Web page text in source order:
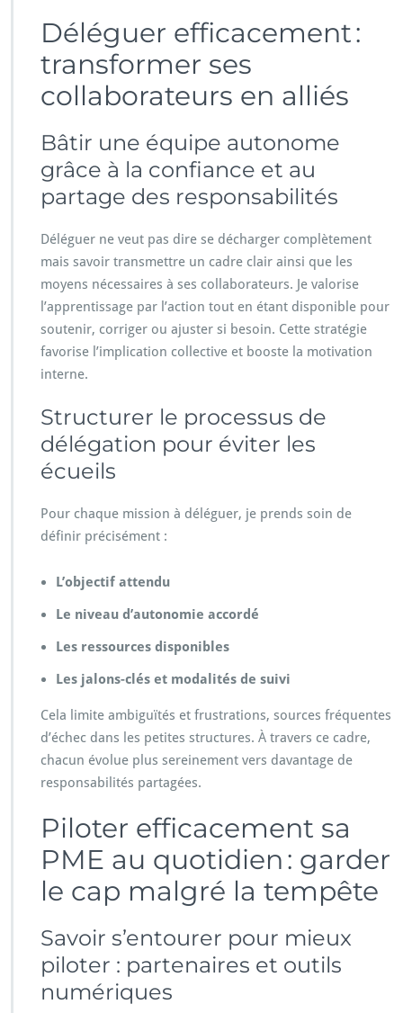
Déléguer efficacement :
transformer ses
collaborateurs en alliés
Bâtir une équipe autonome
grâce à la confiance et au
partage des responsabilités
Déléguer ne veut pas dire se décharger complètement
mais savoir transmettre un cadre clair ainsi que les
moyens nécessaires à ses collaborateurs. Je valorise
l’apprentissage par l’action tout en étant disponible pour
soutenir, corriger ou ajuster si besoin. Cette stratégie
favorise l’implication collective et booste la motivation
interne.
Structurer le processus de
délégation pour éviter les
écueils
Pour chaque mission à déléguer, je prends soin de
définir précisément :
L’objectif attendu
Le niveau d’autonomie accordé
Les ressources disponibles
Les jalons-clés et modalités de suivi
Cela limite ambiguïtés et frustrations, sources fréquentes
d’échec dans les petites structures. À travers ce cadre,
chacun évolue plus sereinement vers davantage de
responsabilités partagées.
Piloter efficacement sa
PME au quotidien : garder
le cap malgré la tempête
Savoir s’entourer pour mieux
piloter : partenaires et outils
numériques